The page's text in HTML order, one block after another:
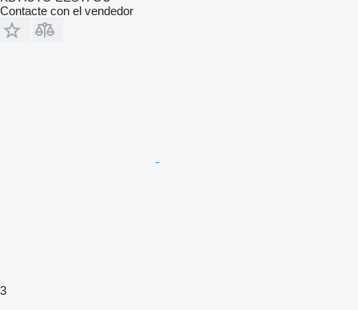
Contacte con el vendedor
3